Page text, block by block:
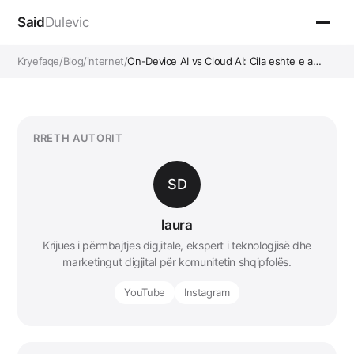
SaidDulevic
Kryefaqe/Blog/internet/On-Device AI vs Cloud AI: Cila eshte e a…
RRETH AUTORIT
SD
laura
Krijues i përmbajtjes digjitale, ekspert i teknologjisë dhe
marketingut digjital për komunitetin shqipfolës.
YouTube Instagram